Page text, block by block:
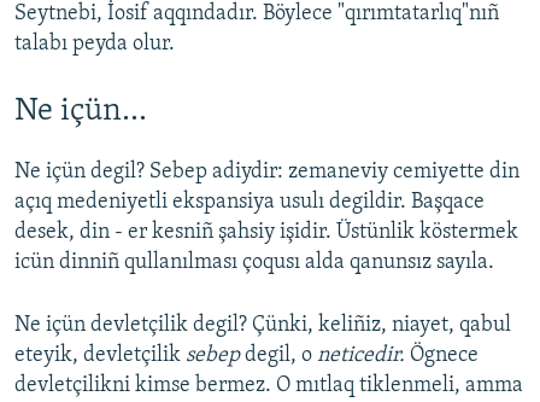
Seytnebi, İosif aqqındadır. Böylece "qırımtatarlıq"nıñ
talabı peyda olur.
Ne içün...
Ne içün degil? Sebep adiydir: zemaneviy cemiyette din
açıq medeniyetli ekspansiya usulı degildir. Başqace
desek, din - er kesniñ şahsiy işidir. Üstünlik köstermek
icün dinniñ qullanılması çoqusı alda qanunsız sayıla.
Ne içün devletçilik degil? Çünki, keliñiz, niayet, qabul
eteyik, devletçilik sebepdegil, o neticedir. Ögnece
devletçilikni kimse bermez. O mıtlaq tiklenmeli, amma